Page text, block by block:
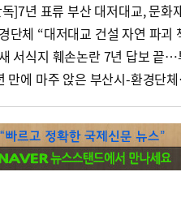
]7년 표류 부산 대저대교, 문화
단체 “대저대교 건설 자연 파괴
서식지 훼손논란 7년 답보 끝
만에 마주 앉은 부산시-환경단